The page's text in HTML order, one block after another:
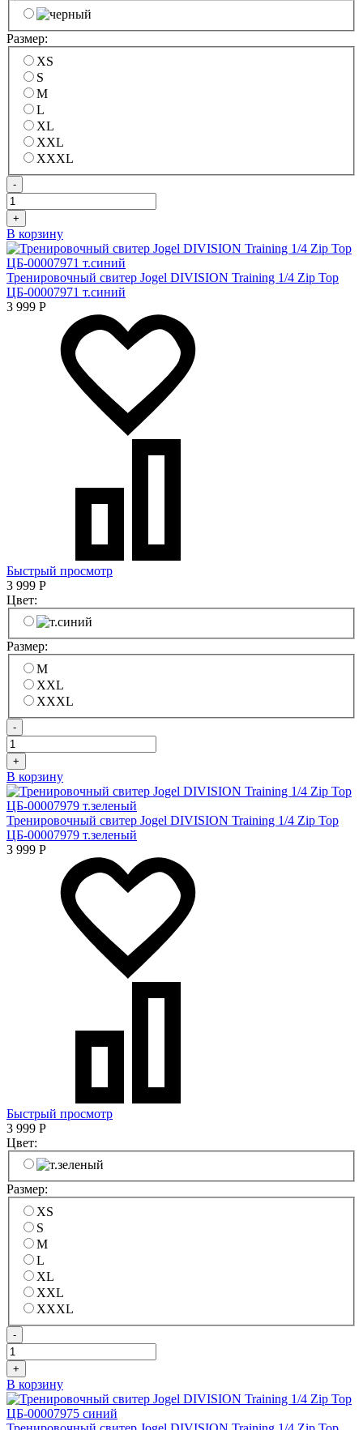
Размер:
XS
S
M
L
XL
XXL
XXXL
-
+
В корзину
Тренировочный свитер Jogel DIVISION Training 1/4 Zip Top
ЦБ-00007971 т.синий
3 999 Р
Быстрый просмотр
3 999 Р
Цвет:
Размер:
M
XXL
XXXL
-
+
В корзину
Тренировочный свитер Jogel DIVISION Training 1/4 Zip Top
ЦБ-00007979 т.зеленый
3 999 Р
Быстрый просмотр
3 999 Р
Цвет:
Размер:
XS
S
M
L
XL
XXL
XXXL
-
+
В корзину